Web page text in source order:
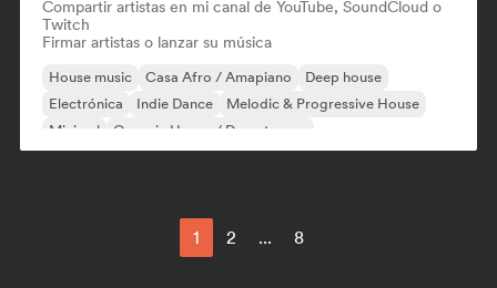
Compartir artistas en mi canal de YouTube, SoundCloud o
Twitch
Firmar artistas o lanzar su música
House music Casa Afro / Amapiano
Deep house
Electrónica
Indie Dance
Melodic & Progressive House
Minimal
Organic House / Downtempo
1 2 ... 8